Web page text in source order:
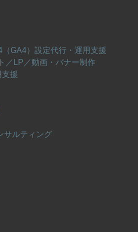
GA4）設定代行・運用支援
／LP／動画・バナー制作
支援
サルティング